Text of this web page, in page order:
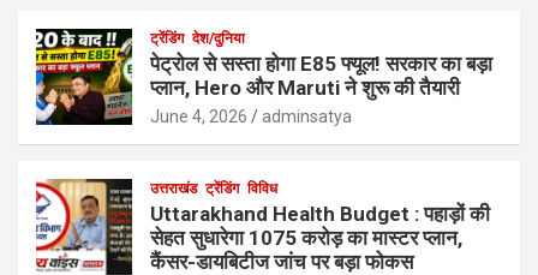
ट्रेंडिंग देश/दुनिया
पेट्रोल से सस्ता होगा E85 फ्यूल! सरकार का बड़ा
प्लान, Hero और Maruti ने शुरू की तैयारी
June 4, 2026 adminsatya
उत्तराखंड ट्रेंडिंग विविध
Uttarakhand Health Budget : पहाड़ों की
सेहत सुधारेगा 1075 करोड़ का मास्टर प्लान,
कैंसर-डायबिटीज जांच पर बड़ा फोकस